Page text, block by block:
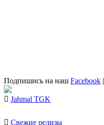
Подпишись на наш Facebook |
Jahmal TGK
Свежие релизы